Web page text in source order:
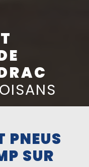
PNEUS
SUR